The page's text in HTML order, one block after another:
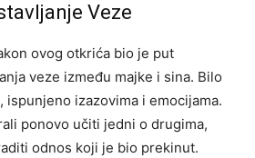
Veze
ovog otkrića bio je put
veze između majke i sina. Bilo
ispunjeno izazovima i emocijama.
ponovo učiti jedni o drugima,
odnos koji je bio prekinut.